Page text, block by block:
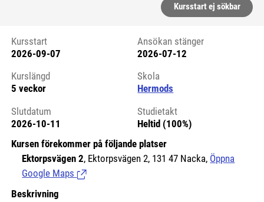
Kursstart ej sökbar
Kursstart 6124511
Kursstart
2026-09-07
Ansökan stänger
2026-07-12
Kurslängd
5 veckor
Skola
Hermods
Slutdatum
2026-10-11
Studietakt
Heltid (100%)
Kursen förekommer på följande platser
Ektorpsvägen 2, Ektorpsvägen 2, 131 47 Nacka, Öppna
Google Maps (Länk till extern sida.)
Beskrivning